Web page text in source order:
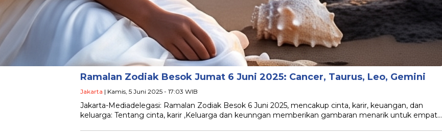
Ramalan Zodiak Besok Jumat 6 Juni 2025: Cancer, Taurus, Leo, Gemini
Jakarta | Kamis, 5 Juni 2025 - 17:03 WIB
Jakarta-Mediadelegasi: Ramalan Zodiak Besok 6 Juni 2025, mencakup cinta, karir, keuangan, dan
keluarga: Tentang cinta, karir ,Keluarga dan keunngan memberikan gambaran menarik untuk empat…